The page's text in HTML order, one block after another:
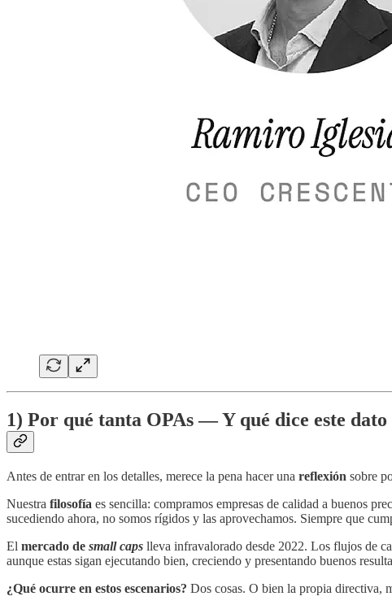
1) Por qué tanta OPAs — Y qué dice este
Antes de entrar en los detalles, merece la pena hacer una reflexión sobre
Nuestra filosofía es sencilla: compramos empresas de calidad a buenos
sucediendo ahora, no somos rígidos y las aprovechamos. Siempre que
El mercado de small caps lleva infravalorado desde 2022. Los flujos de
aunque estas sigan ejecutando bien, creciendo y presentando buenos
¿Qué ocurre en estos escenarios? Dos cosas. O bien la propia directiva,